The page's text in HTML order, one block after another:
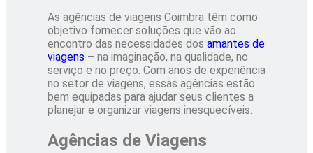
As agências de viagens Coimbra têm como
objetivo fornecer soluções que vão ao
encontro das necessidades dos amantes de
viagens – na imaginação, na qualidade, no
serviço e no preço. Com anos de experiência
no setor de viagens, essas agências estão
bem equipadas para ajudar seus clientes a
planejar e organizar viagens inesquecíveis.
Agências de Viagens